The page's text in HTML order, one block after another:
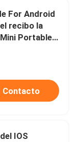
For Android
recibo la
Portable
Contacto
IOS